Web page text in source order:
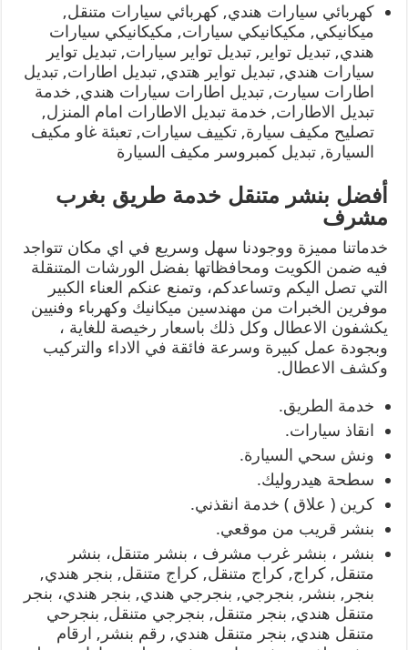
كهربائي سيارات هندي, كهربائي سيارات متنقل,
ميكانيكي, مكيكانيكي سيارات, مكيكانيكي سيارات
هندي, تبديل تواير, تبديل تواير سيارات, تبديل تواير
سيارات هندي, تبديل تواير هتدي, تبديل اطارات, تبديل
اطارات سيارت, تبديل اطارات سيارات هندي, خدمة
تبديل الاطارات, خدمة تبديل الاطارات امام المنزل,
تصليح مكيف سيارة, تكييف سيارات, تعبئة غاو مكيف
السيارة, تبديل كمبروسر مكيف السيارة
أفضل بنشر متنقل خدمة طريق بغرب
مشرف
خدماتنا مميزة ووجودنا سهل وسريع في اي مكان تتواجد
فيه ضمن الكويت ومحافظاتها بفضل الورشات المتنقلة
التي تصل اليكم وتساعدكم، وتمنع عنكم العناء الكبير
موفرين الخبرات من مهندسين ميكانيك وكهرباء وفنيين
يكشفون الاعطال وكل ذلك باسعار رخيصة للغاية ،
وبجودة عمل كبيرة وسرعة فائقة في الاداء والتركيب
وكشف الاعطال.
خدمة الطريق.
انقاذ سيارات.
ونش سحي السيارة.
سطحة هيدروليك.
كرين ( علاق ) خدمة انقذني.
بنشر قريب من موقعي.
بنشر ، بنشر غرب مشرف ، بنشر متنقل، بنشر
متنقل, كراج, كراج متنقل, كراج متنقل, بنجر هندي,
بنجر, بنشر, بنجرجي, بنجرجي هندي, بنجر هندي، بنجر
متنقل هندي, بنجر متنقل, بنجرجي متنقل, بنجرحي
متنقل هندي, بنجر متنقل هندي, رقم بنشر, ارقام